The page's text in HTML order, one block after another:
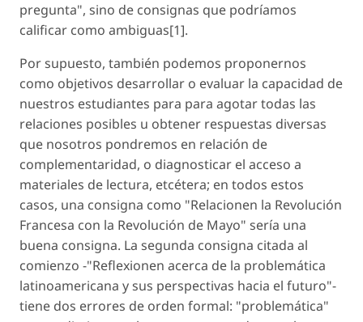
pregunta", sino de consignas que podríamos
calificar como ambiguas[1].
Por supuesto, también podemos proponernos
como objetivos desarrollar o evaluar la capacidad de
nuestros estudiantes para para agotar todas las
relaciones posibles u obtener respuestas diversas
que nosotros pondremos en relación de
complementaridad, o diagnosticar el acceso a
materiales de lectura, etcétera; en todos estos
casos, una consigna como "Relacionen la Revolución
Francesa con la Revolución de Mayo" sería una
buena consigna. La segunda consigna citada al
comienzo -"Reflexionen acerca de la problemática
latinoamericana y sus perspectivas hacia el futuro"-
tiene dos errores de orden formal: "problemática"